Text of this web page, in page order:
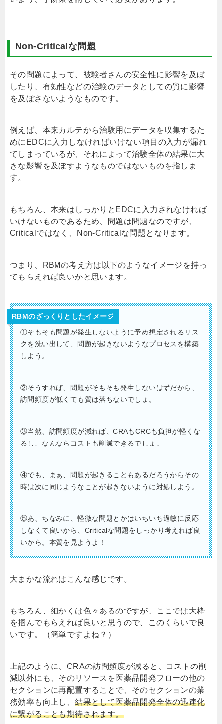
Non-Critical な問題
その問題によって、被験者さんの安全性に影響を及ぼ
したり、有効性などの治験のデータとしての質に影響
を及ぼさないようなものです。
例えば、本来カルテから治験用にデータを収集するた
めにEDCに入力しなければいけない項目の入力が漏れ
てしまっているが、それによって治験全体の結果に大
きな影響を及ぼすようなものではないものを指しま
す。
もちろん、本来はしっかりとEDCに入力されなければ
いけないものであるため、問題は問題なのですが、
Criticalではなく、Non-Criticalな問題となります。
つまり、 RBMの考え方は以下のようなイメージを持っ
てもらえれば良いかと思います。
RBMのざっくりとしたイメージ
①そもそも問題が発生しないように予め想定されるリス
クを洗い出して、問題が起きないようなプロセスを構築
しよう。
②そうすれば、問題がそもそも発生しないはずだから、
訪問頻度が低くても質は落ちないでしょ。
③当然、訪問頻度が減れば、CRAもCRCも負担が軽くな
るし、なんならコストも削減できるでしょ。
④でも、まぁ、問題が起きることもあるだろうからその
時は次に同じようなことが起きないように対処しよう。
⑤あ、ちなみに、軽微な問題とかはいちいち過敏に反応
しなくて良いから、 Criticalな問題をしっかり考えれば良
いから。本質を見ようよ！
大まかな流れはこんな感じです。
もちろん、細かくは色々あるのですが、ここでは大枠
を掴んでもらえれば良いと思うので、このくらいで良
いです。（簡単ですよね？）
上記のように、 CRAの訪問頻度が減ると、コストの削
減以外にも、そのリソースを医薬品開発フローの他の
セクションに再配置することで、そのセクションの業
務効率も向上し、結果として医薬品開発全体の迅速化
に繋がることも期待されます。